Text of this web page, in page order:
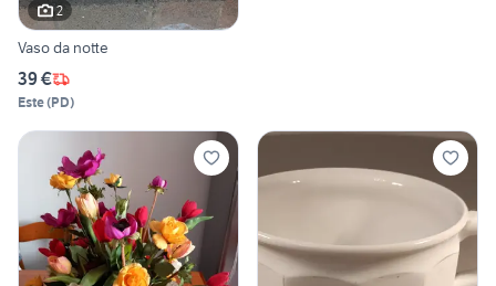
2
Vaso da notte
39 €
Este(PD)